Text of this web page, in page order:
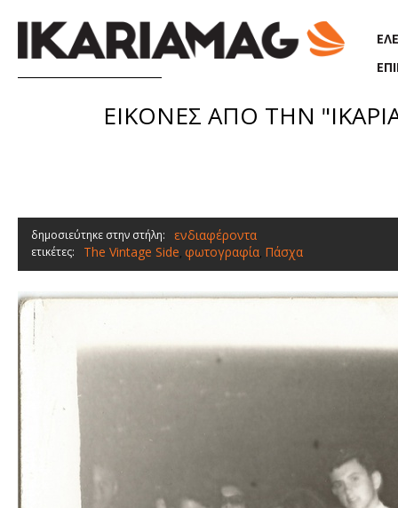
ΕΙΚΟΝΕΣ ΑΠΟ ΤΗΝ
δημοσιεύτηκε στην στήλη: ενδιαφέροντα
ετικέτες: The Vintage Side, φωτογραφία, Πάσχα